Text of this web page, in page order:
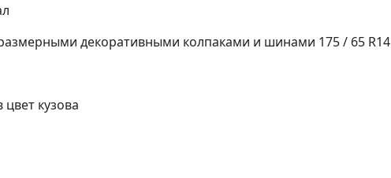
декоративными колпаками и шинами 175 / 65 R14
кузова